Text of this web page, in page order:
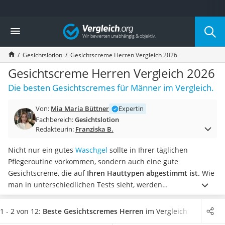
Die beliebtesten Vergleiche nach Kategorie
Drogerie
Inhalator
Haarschneider
Rollator
Braun Rasierer
Katzenklappe (Chip)
Masturbator
Massagepistole
Reisehaartrockner
Eiweißpulver
Magnesiumpräparat
Katzenklappe
Nackenmassagegerät
Zeckenschutz Katze
Vergleich
Gesichtslotion Gesichtscreme Herren Vergleich 2026
Gesichtscreme Herren Vergleich 2026
Die besten Gesichtscremes für Männer im Vergleich.
Von: Mia Maria Büttner
Expertin
Fachbereich:Gesichtslotion
Redakteurin: Franziska B.
Nicht nur ein gutes Waschgel sollte in Ihrer täglichen
Pflegeroutine vorkommen, sondern auch eine gute
Gesichtscreme, die auf Ihren Hauttypen abgestimmt ist. Wie
man in unterschiedlichen Tests sieht, werden
Gesichtscremes für Herren immer populärer.Wählen Sie
daher jetzt eine Gesichtscreme für Herren aus unserem
1 - 2 von 12: Beste Gesichtscremes Herren im Vergleich